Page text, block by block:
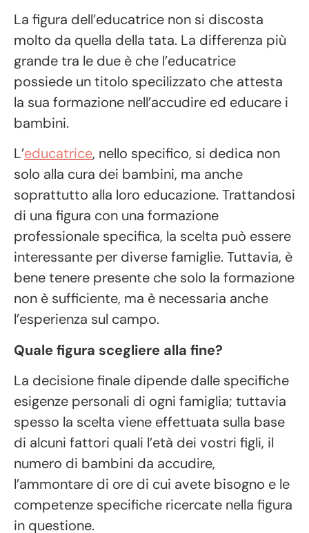
La figura dell’educatrice non si discosta
molto da quella della tata. La differenza più
grande tra le due è che l’educatrice
possiede un titolo specilizzato che attesta
la sua formazione nell’accudire ed educare i
bambini.
L’educatrice, nello specifico, si dedica non
solo alla cura dei bambini, ma anche
soprattutto alla loro educazione. Trattandosi
di una figura con una formazione
professionale specifica, la scelta può essere
interessante per diverse famiglie. Tuttavia, è
bene tenere presente che solo la formazione
non è sufficiente, ma è necessaria anche
l’esperienza sul campo.
Quale figura scegliere alla fine?
La decisione finale dipende dalle specifiche
esigenze personali di ogni famiglia; tuttavia
spesso la scelta viene effettuata sulla base
di alcuni fattori quali l’età dei vostri figli, il
numero di bambini da accudire,
l’ammontare di ore di cui avete bisogno e le
competenze specifiche ricercate nella figura
in questione.